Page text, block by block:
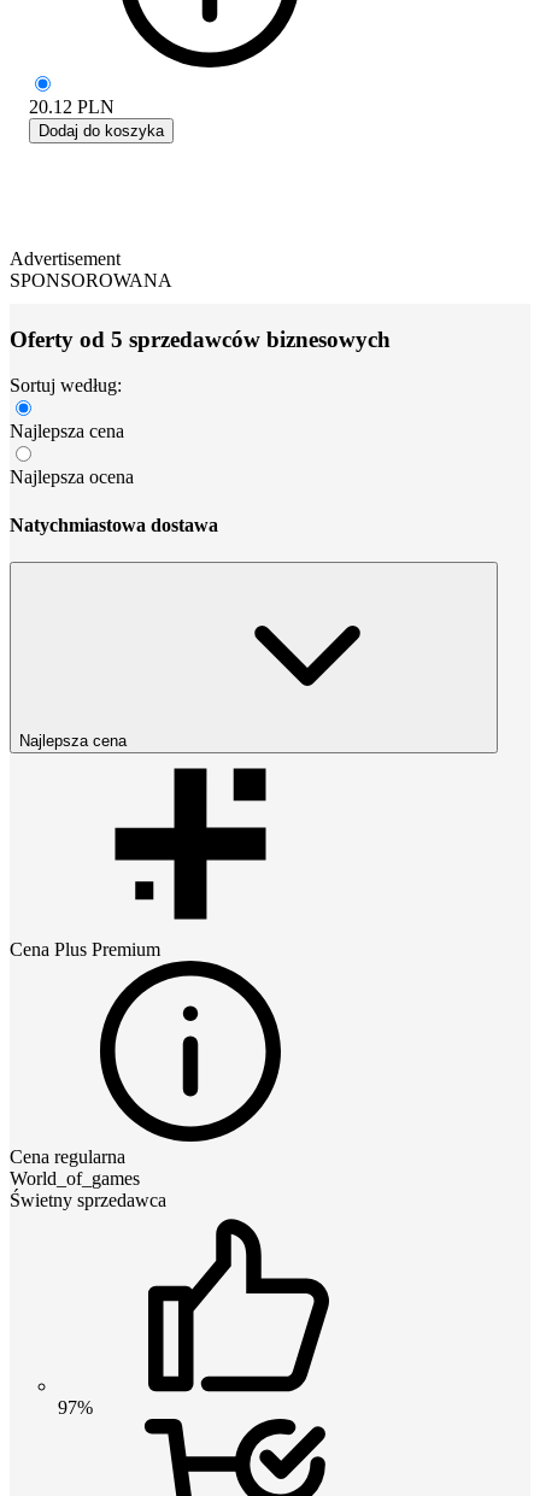
20.12 PLN
Dodaj do koszyka
Advertisement
SPONSOROWANA
Oferty od 5 sprzedawców biznesowych
Sortuj według:
Najlepsza cena
Najlepsza ocena
Natychmiastowa dostawa
Najlepsza cena
Cena Plus Premium
Cena regularna
World_of_games
Świetny sprzedawca
97%